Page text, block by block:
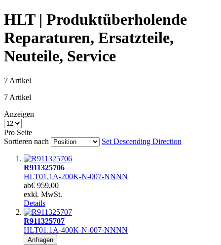
HLT | Produktüberholende
Reparaturen, Ersatzteile,
Neuteile, Service
7 Artikel
7 Artikel
Anzeigen
Pro Seite
Sortieren nach
Set Descending Direction
R911325706
HLT01.1A-200K-N-007-NNNN
ab€ 959,00
exkl. MwSt.
Details
R911325707
HLT01.1A-400K-N-007-NNNN
Anfragen